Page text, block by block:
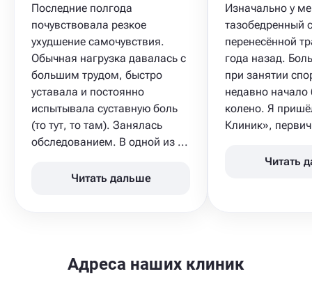
Последние полгода
почувствовала резкое
ухудшение самочувствия.
Обычная нагрузка давалась с
большим трудом, быстро
уставала и постоянно
испытывала суставную боль
(то тут, то там). Занялась
обследованием. В одной из ...
Читать дальше
Изначально у
тазобедренный
перенесённой
года назад.
при занятии
недавно начало
колено. Я
Клиник»,
Читать
Адреса наших клиник